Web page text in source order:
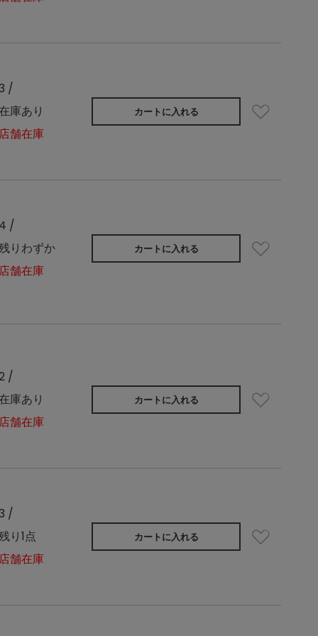
/
庫あり
舗在庫
カートに入れる
/
りわずか
舗在庫
カートに入れる
/
庫あり
舗在庫
カートに入れる
/
り1点
舗在庫
カートに入れる